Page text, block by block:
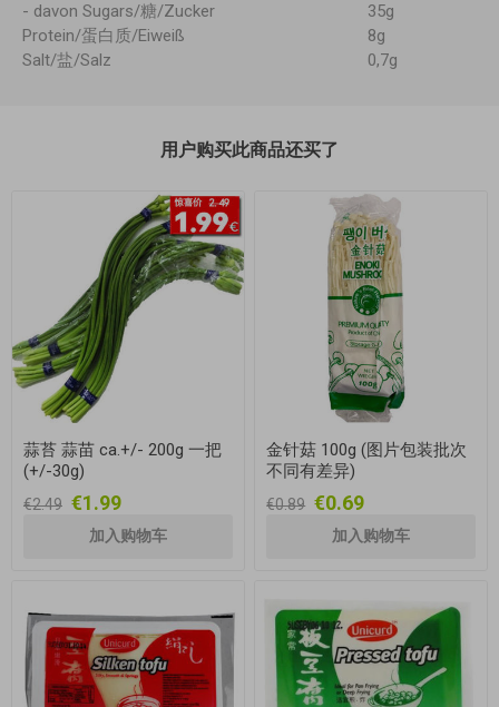
- davon Sugars/糖/Zucker
35g
Protein/蛋白质/Eiweiß
8g
Salt/盐/Salz
0,7g
用户购买此商品还买了
蒜苔 蒜苗 ca.+/- 200g 一把
(+/-30g)
€2.49 €1.99
金针菇 100g (图片包装批次
不同有差异)
€0.89 €0.69